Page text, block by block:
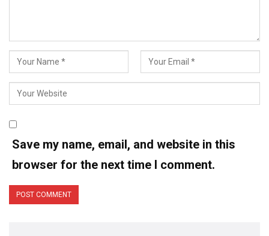
Save my name, email, and website in this
browser for the next time I comment.